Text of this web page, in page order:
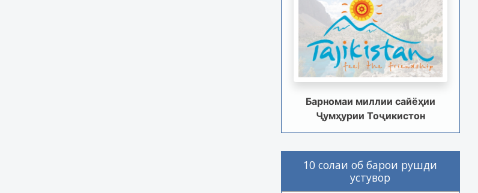
Барномаи миллии сайёҳии
Ҷумҳурии Тоҷикистон
10 солаи об барои рушди
устувор